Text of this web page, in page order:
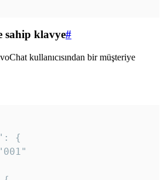
sahip klavye#
kullanıcısından bir müşteriye